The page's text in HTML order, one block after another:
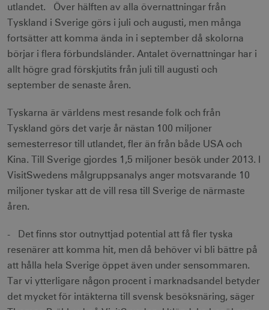
utlandet. Över hälften av alla övernattningar från
Tyskland i Sverige görs i juli och augusti, men många
fortsätter att komma ända in i september då skolorna
börjar i flera förbundsländer. Antalet övernattningar har i
allt högre grad förskjutits från juli till augusti och
september de senaste åren.
Tyskarna är världens mest resande folk och från
Tyskland görs det varje år nästan 100 miljoner
semesterresor till utlandet, fler än från både USA och
Kina. Till Sverige gjordes 1,5 miljoner besök under 2013. I
VisitSwedens målgruppsanalys anger motsvarande 10
miljoner tyskar att de vill resa till Sverige de närmaste
åren.
- Det finns stor outnyttjad potential att få fler tyska
resenärer att komma hit, men då behöver vi bli bättre på
att hålla hela Sverige öppet även under sensommaren.
Tar vi ytterligare någon procent i marknadsandel betyder
det mycket för intäkterna till svensk besöksnäring, säger